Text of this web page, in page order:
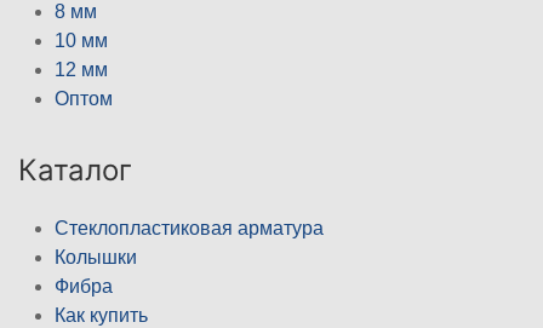
8 мм
10 мм
12 мм
Оптом
Каталог
Стеклопластиковая арматура
Колышки
Фибра
Как купить